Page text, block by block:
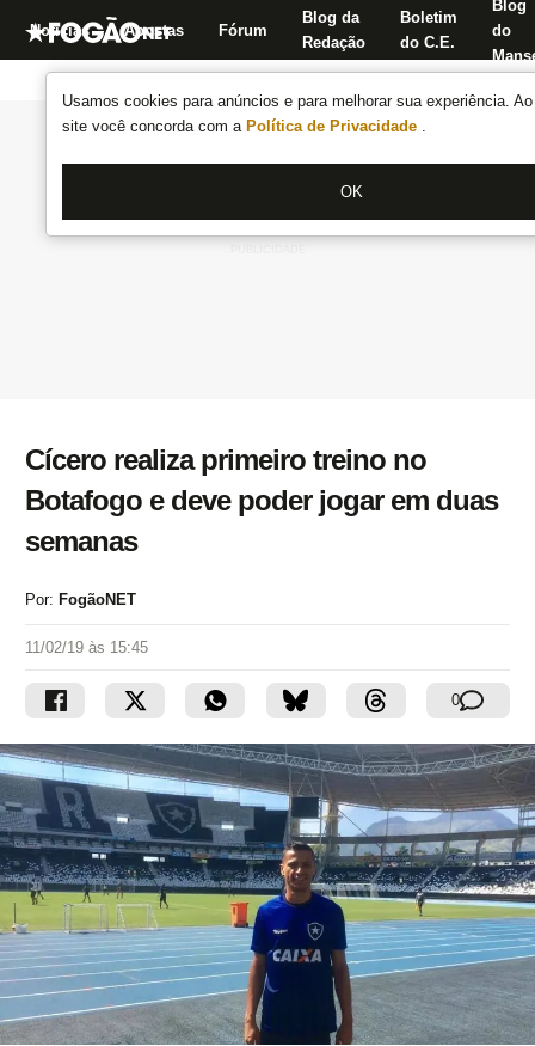
Usamos cookies para anúncios e para melhorar sua experiência.
site você concorda com a Política de Privacidade .
OK
Notícias Apostas Fórum
Blog da
Redação
Boletim
do C.E.
Blog
do
Cícero realiza primeiro treino no
Botafogo e deve poder jogar em duas
semanas
Por: FogãoNET
11/02/19 às 15:45
0